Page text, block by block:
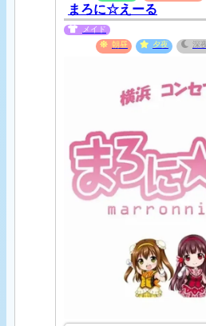
まろに☆えーる
メイド
朝昼
夕夜 深夜